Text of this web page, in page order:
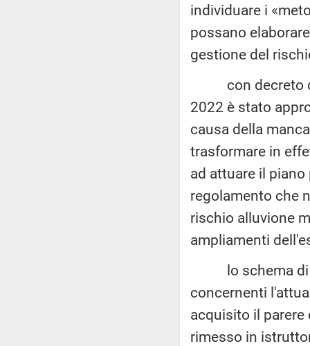
individuare i
possano
gestione del
con decreto del
2022 è stato
causa della
trasformare in
ad attuare il
regolamento che
rischio alluvione
ampliamenti
lo schema di
concernenti
acquisito il
rimesso in